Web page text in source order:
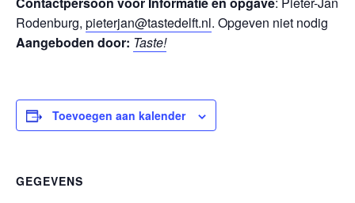
Rodenburg, pieterjan@tastedelft.nl. Opgeven niet nodig
Aangeboden door: Taste!
Toevoegen aan kalender
GEGEVENS